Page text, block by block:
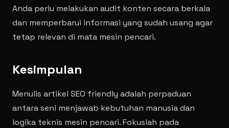
Anda perlu melakukan audit konten secara berkala
dan memperbarui informasi yang sudah usang agar
tetap relevan di mata mesin pencari.
Kesimpulan
Menulis artikel SEO friendly adalah perpaduan
antara seni menjawab kebutuhan manusia dan
logika teknis mesin pencari. Fokuslah pada